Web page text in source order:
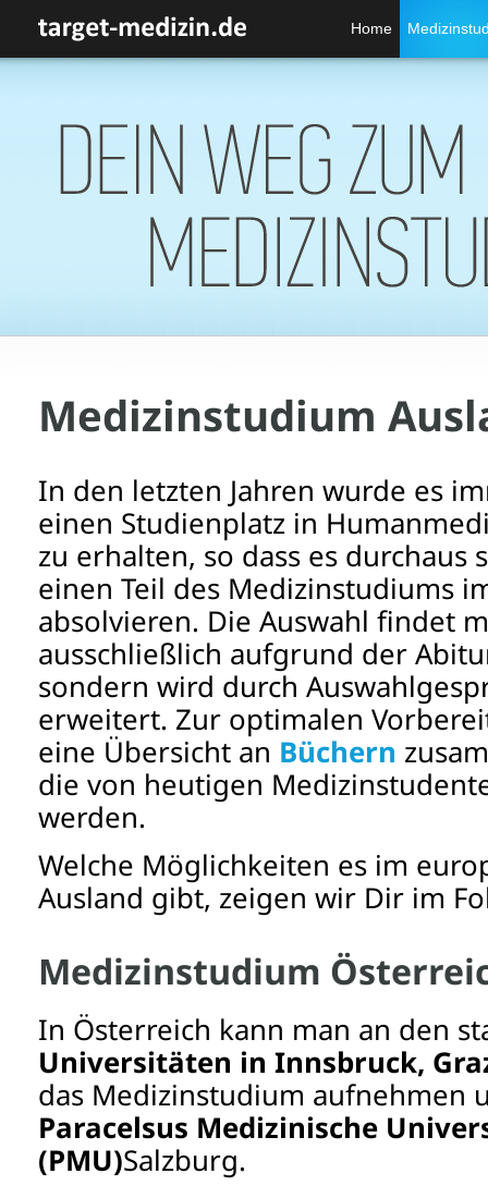
Home
Medizinstudium
In den letzten Jahren wurde es
einen Studienplatz in
zu erhalten, so dass es durchaus
einen Teil des Medizinstudiums
absolvieren. Die Auswahl findet
ausschließlich aufgrund der
sondern wird durch
erweitert. Zur optimalen
eine Übersicht an Büchern
die von heutigen
werden.
Welche Möglichkeiten es im
Ausland gibt, zeigen wir Dir im
Medizinstudium
In Österreich kann man an den
Universitäten in Innsbruck,
das Medizinstudium aufnehmen
Paracelsus Medizinische
(PMU)Salzburg.